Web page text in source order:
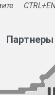
Партнеры